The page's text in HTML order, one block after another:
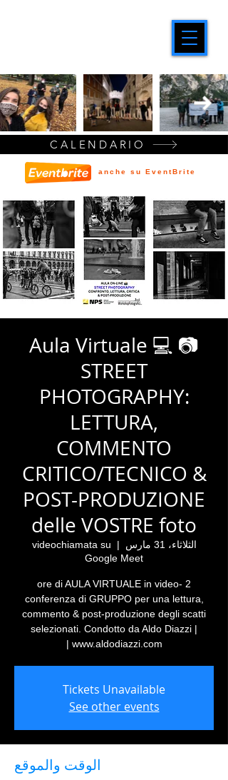
Aula Virtuale 💻 📷
STREET
PHOTOGRAPHY:
LETTURA,
COMMENTO
CRITICO/TECNICO &
POST-PRODUZIONE
delle VOSTRE foto
الثلاثاء، 31 مارس
  |
videochiamata su
Google Meet
2 ore di AULA VIRTUALE in video-
conferenza di GRUPPO per una lettura,
commento & post-produzione degli scatti
selezionati. Condotto da Aldo Diazzi |
www.aldodiazzi.com |
Tickets Unavailable
See other events
الوقت والموقع
CALENDARIO
anche su EventBrite